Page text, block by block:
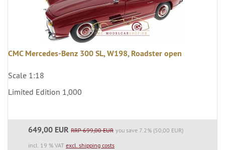
CMC Mercedes-Benz 300 SL, W198, Roadster open
Scale 1:18
Limited Edition 1,000
649,00 EUR RRP 699,00 EUR you save 7.2% (50,00 EUR)
incl. 19 % VAT excl. shipping costs